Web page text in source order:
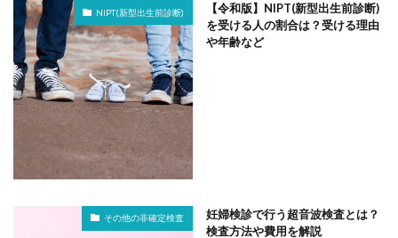
NIPT(新型出生前診断)
【令和版】NIPT(新型出生前診断)
を受ける人の割合は？受ける理由
や年齢など
その他の非確定検査
妊婦検診で行う超音波検査とは？
検査方法や費用を解説